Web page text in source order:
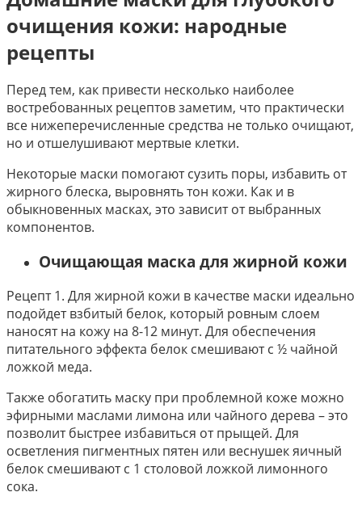
очищения кожи: народные
рецепты
Перед тем, как привести несколько наиболее
востребованных рецептов заметим, что практически
все нижеперечисленные средства не только очищают,
но и отшелушивают мертвые клетки.
Некоторые маски помогают сузить поры, избавить от
жирного блеска, выровнять тон кожи. Как и в
обыкновенных масках, это зависит от выбранных
компонентов.
Очищающая маска для жирной кожи
Рецепт 1. Для жирной кожи в качестве маски идеально
подойдет взбитый белок, который ровным слоем
наносят на кожу на 8-12 минут. Для обеспечения
питательного эффекта белок смешивают с ½ чайной
ложкой меда.
Также обогатить маску при проблемной коже можно
эфирными маслами лимона или чайного дерева – это
позволит быстрее избавиться от прыщей. Для
осветления пигментных пятен или веснушек яичный
белок смешивают с 1 столовой ложкой лимонного
сока.